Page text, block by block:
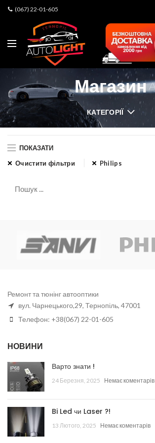
(067) 22-01-605
Магазин
КАТЕГОРІЇ
ПОКАЗАТИ
Очистити фільтри
Philips
Ремонт та тюнінг автооптики
вул. Чарнецького,29, Тернопіль, 47001
Телефон: +38(067) 22-01-605
НОВИНИ
Варто знати !
24 Березня, 2025 Немає коментарів
Bi Led чи Laser ?!
13 Лютого, 2025 Немає коментарів